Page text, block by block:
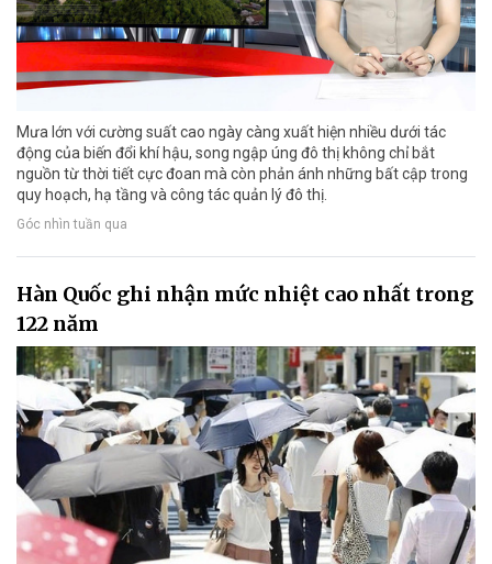
Mưa lớn với cường suất cao ngày càng xuất hiện nhiều dưới tác
động của biến đổi khí hậu, song ngập úng đô thị không chỉ bắt
nguồn từ thời tiết cực đoan mà còn phản ánh những bất cập trong
quy hoạch, hạ tầng và công tác quản lý đô thị.
Góc nhìn tuần qua
Hàn Quốc ghi nhận mức nhiệt cao nhất trong
122 năm